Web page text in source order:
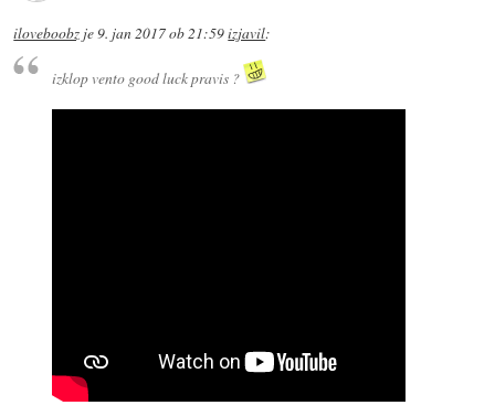
iloveboobz je9. jan 2017 ob 21:59izjavil:
izklop vento good luck pravis ?